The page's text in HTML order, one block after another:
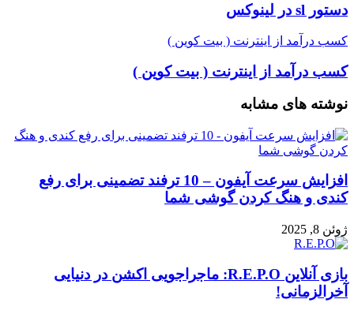
دستور sl در لینوکس
کسب درآمد از اینترنت ( بیت کوین )
کسب درآمد از اینترنت ( بیت کوین )
نوشته های مشابه
افزایش سرعت آیفون – 10 ترفند تضمینی برای رفع
کندی و هنگ کردن گوشی شما
ژوئن 8, 2025
بازی آنلاین R.E.P.O: ماجراجویی اکشن در دنیایی
آخرالزمانی!